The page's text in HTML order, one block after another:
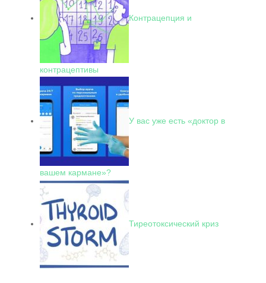
Контрацепция и
контрацептивы
У вас уже есть «доктор в
вашем кармане»?
Тиреотоксический криз